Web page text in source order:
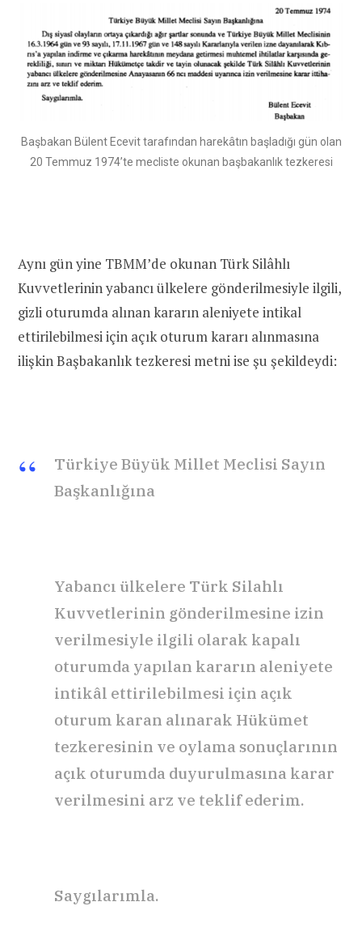
Başbakan Bülent Ecevit tarafından harekâtın başladığı gün olan
20 Temmuz 1974’te mecliste okunan başbakanlık tezkeresi
Aynı gün yine TBMM’de okunan Türk Silâhlı
Kuvvetlerinin yabancı ülkelere gönderilmesiyle ilgili,
gizli oturumda alınan kararın aleniyete intikal
ettirilebilmesi için açık oturum kararı alınmasına
ilişkin Başbakanlık tezkeresi metni ise şu şekildeydi:
Türkiye Büyük Millet Meclisi Sayın
Başkanlığına
Yabancı ülkelere Türk Silahlı
Kuvvetlerinin gönderilmesine izin
verilmesiyle ilgili olarak kapalı
oturumda yapılan kararın aleniyete
intikâl ettirilebilmesi için açık
oturum karan alınarak Hükümet
tezkeresinin ve oylama sonuçlarının
açık oturumda duyurulmasına karar
verilmesini arz ve teklif ederim.
Saygılarımla.